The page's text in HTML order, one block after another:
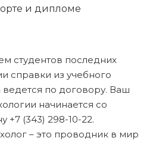
и дипломе
студентов последних
справки из учебного
ведется по договору. Ваш
начинается со
+7 (343) 298-10-22.
– это проводник в мир